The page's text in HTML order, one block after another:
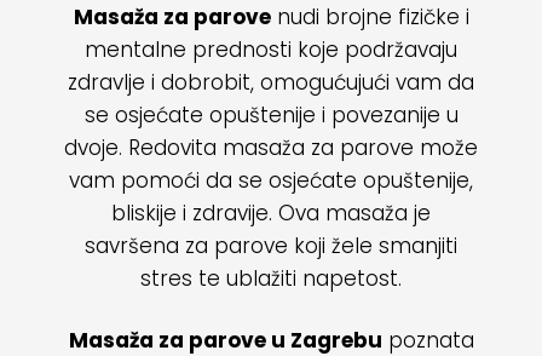
Masaža za parovenudi brojne fizičke i
mentalne prednosti koje podržavaju
zdravlje i dobrobit, omogućujući vam da
se osjećate opuštenije i povezanije u
dvoje. Redovita masaža za parove može
vam pomoći da se osjećate opuštenije,
bliskije i zdravije. Ova masaža je
savršena za parove koji žele smanjiti
stres te ublažiti napetost.
Masaža za parove u Zagrebu poznata